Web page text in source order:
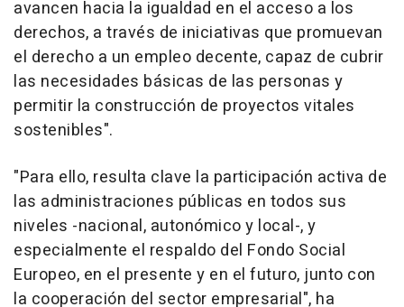
avancen hacia la igualdad en el acceso a los
derechos, a través de iniciativas que promuevan
el derecho a un empleo decente, capaz de cubrir
las necesidades básicas de las personas y
permitir la construcción de proyectos vitales
sostenibles".
"Para ello, resulta clave la participación activa de
las administraciones públicas en todos sus
niveles -nacional, autonómico y local-, y
especialmente el respaldo del Fondo Social
Europeo, en el presente y en el futuro, junto con
la cooperación del sector empresarial", ha